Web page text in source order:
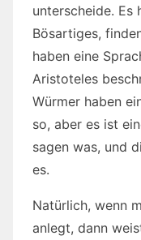
unterscheide. Es
Bösartiges,
haben eine
Aristoteles
Würmer haben
so, aber es ist
sagen was, und
es.
Natürlich, wenn
anlegt, dann